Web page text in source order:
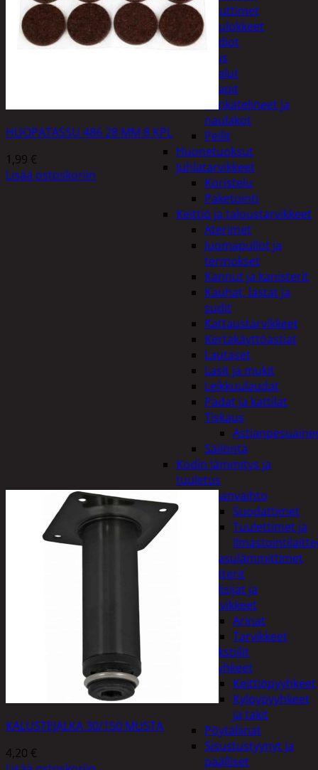
kaiuttimet
Kuulokkeet
Radiot
Koti ja sisustus
Huonekalut
Kaapit
Kenkätelineet ja
naulakot
Peilit
Huonetuoksut
Juhlatarvikkeet
Koristelu
Paketointi
Keittiö ja taloustarvikkeet
Aterimet
Juomapullot ja
termokset
Kannut ja kanisterit
Kauhat, lastat ja
sudit
Kattaustarvikkeet
Kertakäyttöastiat
Lautaset
Lasit ja mukit
Leikkuulaudat
Padat ja kattilat
Tiskaus
Säilöntä
Kodin lämmitys ja
tuuletus
Ilmanvaihto
Suodattimet
Tuulettimet ja
Kaasulämmittimet
Patterit
Tulisijat ja
tarvikkeet
Arinat
Tarvikkeet
Kodintekstiilit
Pyyhkeet
Keittiöpyyhkeet
Kylpypyyhkeet
ja takit
Pöytäliinat
Sisustustyynyt ja
päälliset
HUOPATASSU 486 28 MM 8 KPL
1,99 €
Lisää ostoskoriin
KALUSTEJALKA 30/150 MUSTA
4,20 €